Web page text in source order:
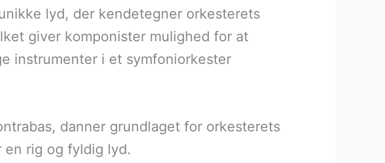
lyd, der kendetegner orkesterets
giver komponister mulighed for at
instrumenter i et symfoniorkester
danner grundlaget for orkesterets
en rig og fyldig lyd.